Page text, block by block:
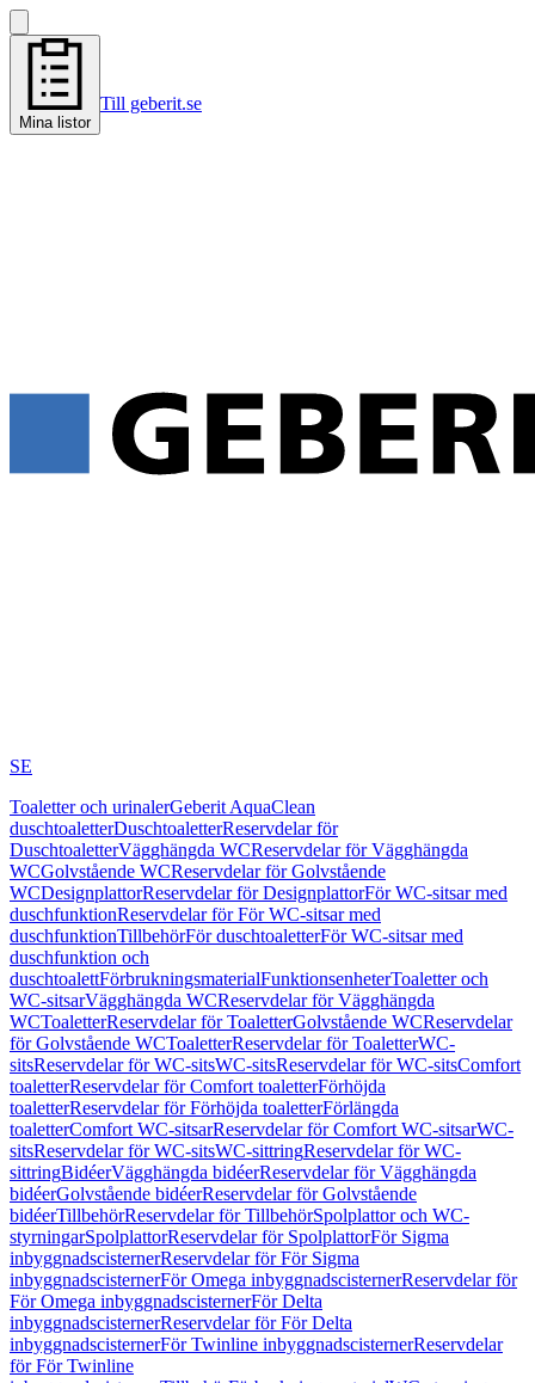
Mina listor
Till geberit.se
SE
Toaletter och urinalerGeberit AquaClean
duschtoaletterDuschtoaletterReservdelar för
DuschtoaletterVägghängda WCReservdelar för Vägghängda
WCGolvstående WCReservdelar för Golvstående
WCDesignplattorReservdelar för DesignplattorFör WC-sitsar med
duschfunktionReservdelar för För WC-sitsar med
duschfunktionTillbehörFör duschtoaletterFör WC-sitsar med
duschfunktion och
duschtoalettFörbrukningsmaterialFunktionsenheterToaletter och
WC-sitsarVägghängda WCReservdelar för Vägghängda
WCToaletterReservdelar för ToaletterGolvstående WCReservdelar
för Golvstående WCToaletterReservdelar för ToaletterWC-
sitsReservdelar för WC-sitsWC-sitsReservdelar för WC-sitsComfort
toaletterReservdelar för Comfort toaletterFörhöjda
toaletterReservdelar för Förhöjda toaletterFörlängda
toaletterComfort WC-sitsarReservdelar för Comfort WC-sitsarWC-
sitsReservdelar för WC-sitsWC-sittringReservdelar för WC-
sittringBidéerVägghängda bidéerReservdelar för Vägghängda
bidéerGolvstående bidéerReservdelar för Golvstående
bidéerTillbehörReservdelar för TillbehörSpolplattor och WC-
styrningarSpolplattorReservdelar för SpolplattorFör Sigma
inbyggnadscisternerReservdelar för För Sigma
inbyggnadscisternerFör Omega inbyggnadscisternerReservdelar för
För Omega inbyggnadscisternerFör Delta
inbyggnadscisternerReservdelar för För Delta
inbyggnadscisternerFör Twinline inbyggnadscisternerReservdelar
för För Twinline